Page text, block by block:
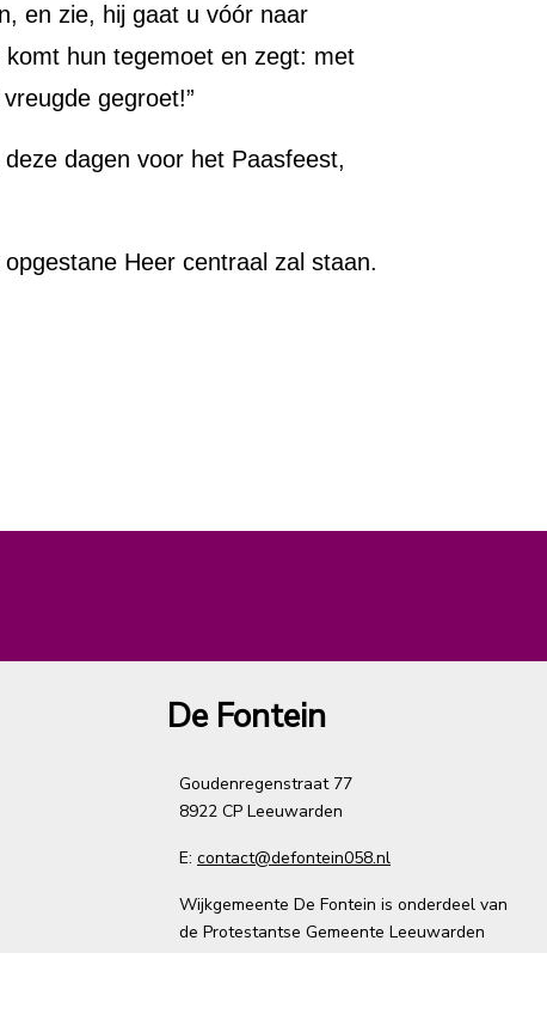
en zie, hij gaat u vóór naar
hun tegemoet en zegt: met
gegroet!”
dagen voor het Paasfeest,
Heer centraal zal staan.
De Fontein
Goudenregenstraat 77
8922 CP Leeuwarden
E: contact@defontein058.nl
Wijkgemeente De Fontein is onderdeel van
de Protestantse Gemeente Leeuwarden